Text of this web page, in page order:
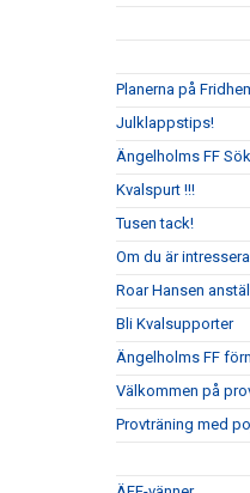
Planerna på
Julklappstips!
Ängelholms FF
Kvalspurt !!!
Tusen tack!
Om du är
Roar Hansen
Bli Kvalsupporter
Ängelholms FF
Välkommen på
Provträning med